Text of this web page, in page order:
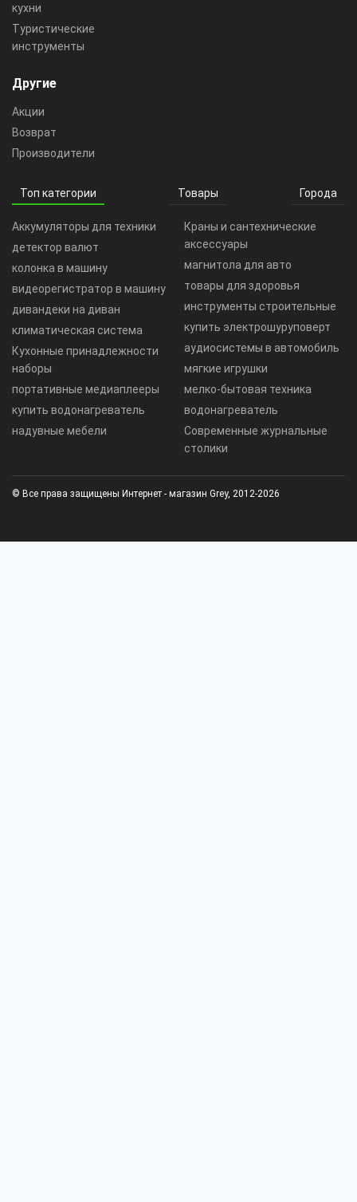
кухни
Туристические
инструменты
Другие
Акции
Возврат
Производители
Топ категории Товары Города
Аккумуляторы для техники
детектор валют
колонка в машину
видеорегистратор в машину
дивандеки на диван
климатическая система
Кухонные принадлежности
наборы
портативные медиаплееры
купить водонагреватель
надувные мебели
Краны и сантехнические
аксессуары
магнитола для авто
товары для здоровья
инструменты строительные
купить электрошуруповерт
аудиосистемы в автомобиль
мягкие игрушки
мелко-бытовая техника
водонагреватель
Современные журнальные
столики
© Все права защищены Интернет - магазин Grey, 2012-2026